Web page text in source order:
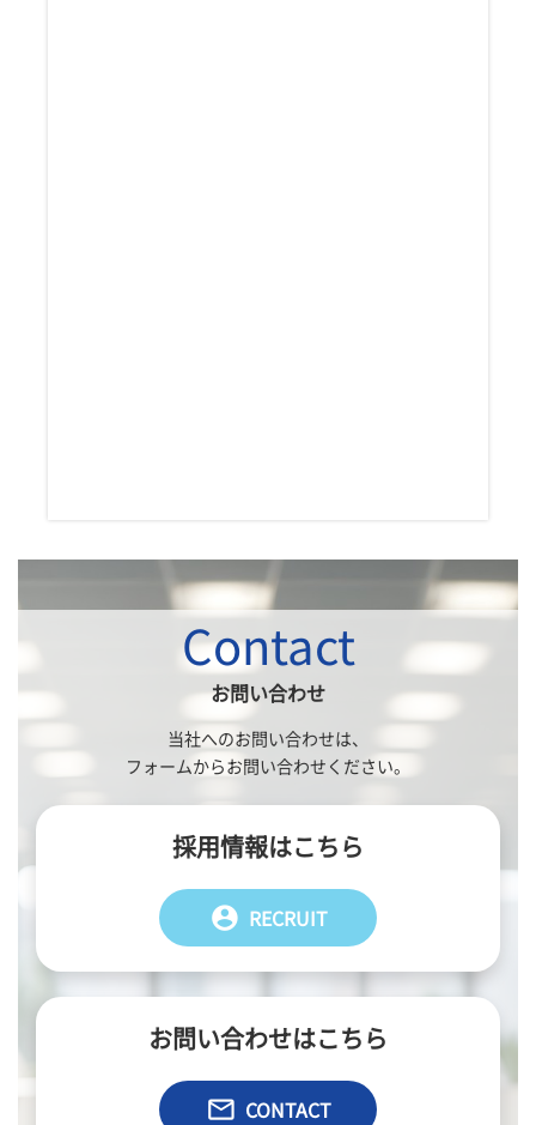
お問い合わせ
Contact
当社へのお問い合わせは、
フォームからお問い合わせください。
採用情報はこちら
account_circle RECRUIT
お問い合わせはこちら
email CONTACT